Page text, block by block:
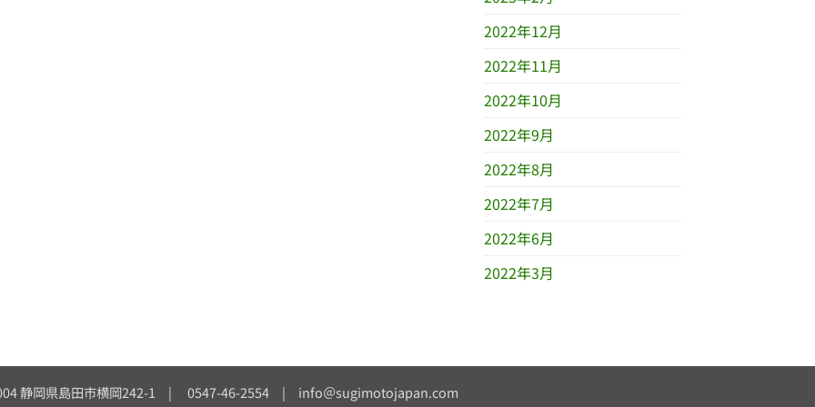
2022年12月
2022年11月
2022年10月
2022年9月
2022年8月
2022年7月
2022年6月
2022年3月
静岡県島田市横岡242-1 | 0547-46-2554 | info＠sugimotojapan.com